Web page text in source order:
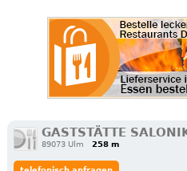
GASTSTÄTTE
89073 Ulm 258 m